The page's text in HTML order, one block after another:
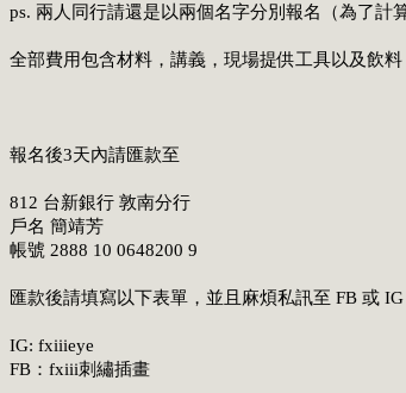
ps. 兩人同行請還是以兩個名字分別報名（為了計
全部費用包含材料，講義，現場提供工具以及飲
報名後3天內請匯款至
812 台新銀行 敦南分行
戶名 簡靖芳
帳號 2888 10 0648200 9
匯款後請填寫以下表單，並且麻煩私訊至 FB 或
IG: fxiiieye
FB：fxiii刺繡插畫